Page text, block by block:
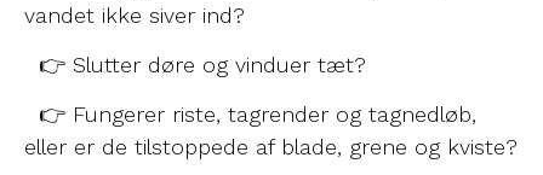
vandet ikke siver ind?
👉 Slutter døre og vinduer tæt?
👉 Fungerer riste, tagrender og tagnedløb,
eller er de tilstoppede af blade, grene og kviste?